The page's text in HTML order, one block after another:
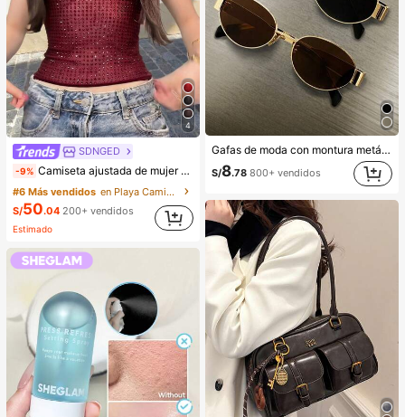
4
SDNGED
-9% Camiseta ajustada de mujer de unicolor, con malla de cristales, transparente y sexy, para uso casual en verano
#6 Más vendidos
en Playa Camisetas sin mangas y camisetas sin mang
S/50.04 200+ vendidos
Estimado
Gafas de moda con montura metálica ovalada/poligonal (media montura), adecuadas para uso diario y actividades al aire libre
S/8.78 800+ vendidos